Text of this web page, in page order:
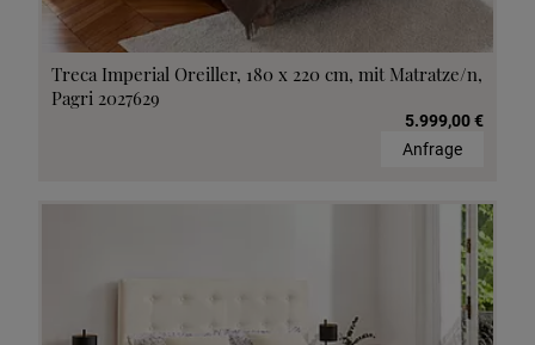
Treca Imperial Oreiller, 180 x 220 cm, mit Matratze/n,
Pagri 2027629
5.999,00 €
Anfrage